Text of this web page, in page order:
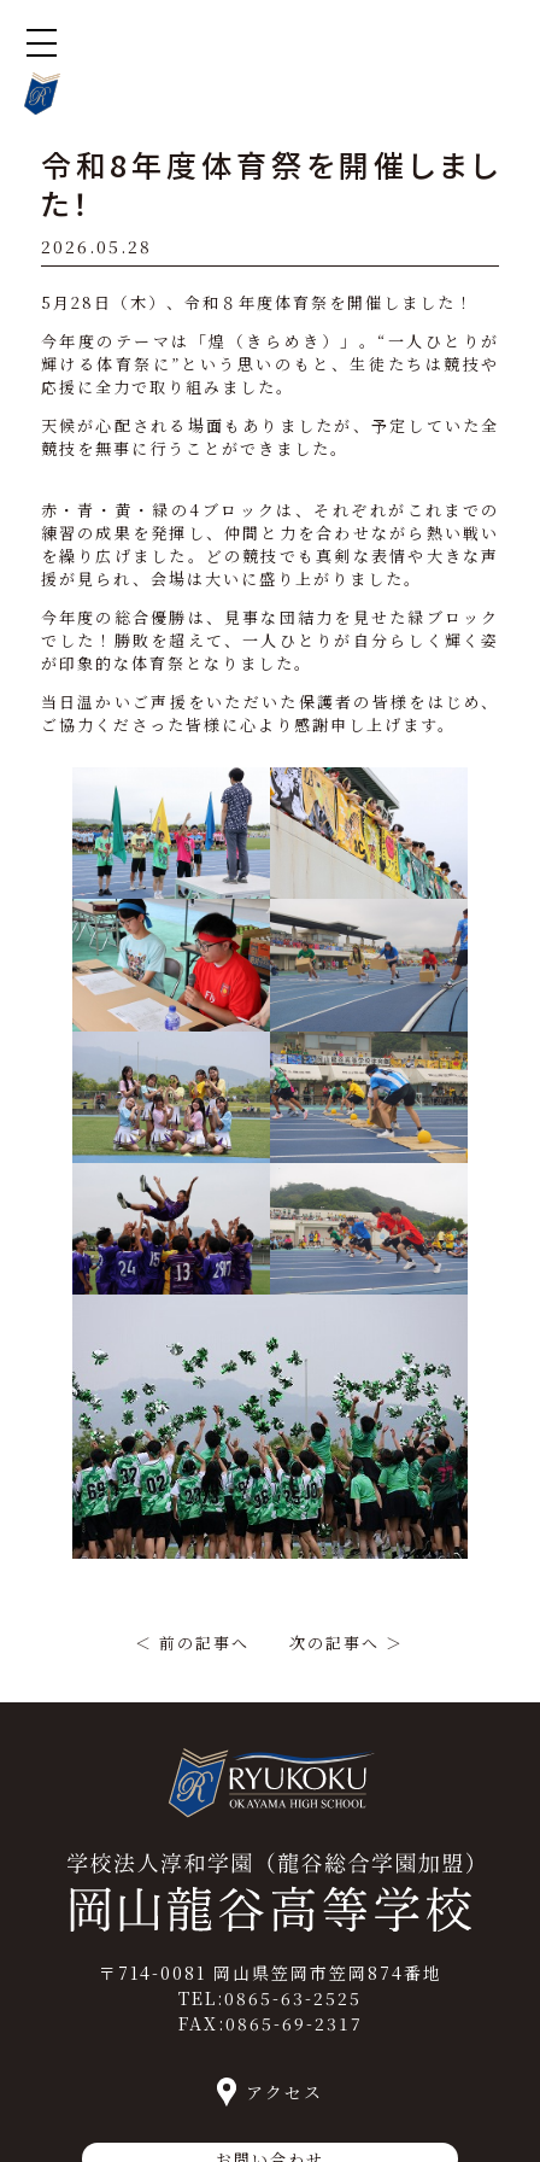
令和8年度体育祭を開催しまし
た！
2026.05.28
5月28日（木）、令和８年度体育祭を開催しました！
今年度のテーマは「煌（きらめき）」。“一人ひとりが
輝ける体育祭に”という思いのもと、生徒たちは競技や
応援に全力で取り組みました。
天候が心配される場面もありましたが、予定していた全
競技を無事に行うことができました。
赤・青・黄・緑の4ブロックは、それぞれがこれまでの
練習の成果を発揮し、仲間と力を合わせながら熱い戦い
を繰り広げました。どの競技でも真剣な表情や大きな声
援が見られ、会場は大いに盛り上がりました。
今年度の総合優勝は、見事な団結力を見せた緑ブロック
でした！勝敗を超えて、一人ひとりが自分らしく輝く姿
が印象的な体育祭となりました。
当日温かいご声援をいただいた保護者の皆様をはじめ、
ご協力くださった皆様に心より感謝申し上げます。
＜ 前の記事へ 次の記事へ ＞
〒714-0081 岡山県笠岡市笠岡874番地
TEL:0865-63-2525
FAX:0865-69-2317
アクセス